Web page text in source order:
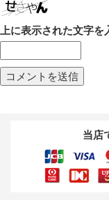
上に表示された文字を
当店